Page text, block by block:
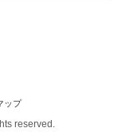
ップ
reserved.